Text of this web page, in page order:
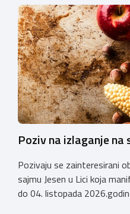
održati 12. rujna u
velesajmu. Susret će i ove
stručnjake i zaljubljenike u
[…]
Poziv na izlaganje na
Pozivaju se zainteresirani
sajmu Jesen u Lici koja
do 04. listopada